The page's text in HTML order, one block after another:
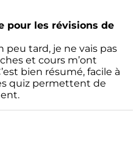
pour les révisions de
peu tard, je ne vais pas
et cours m’ont
bien résumé, facile à
quiz permettent de